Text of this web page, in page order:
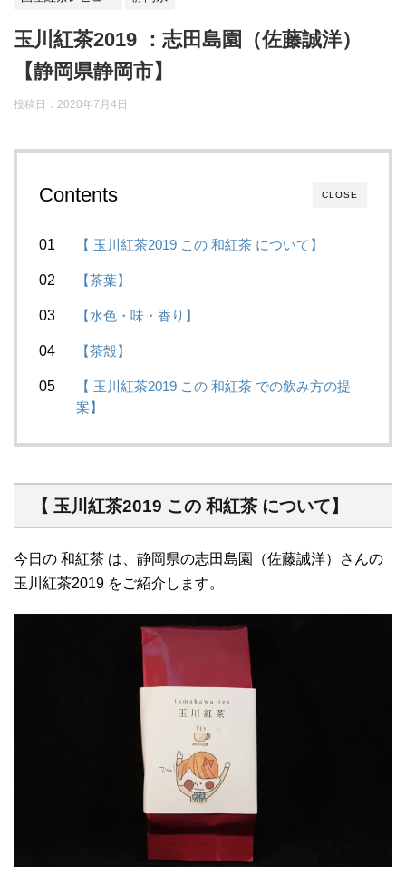
玉川紅茶2019 ：志田島園（佐藤誠洋）
【静岡県静岡市】
投稿日： 2020年7月4日
CLOSE
Contents
【 玉川紅茶2019 この 和紅茶 について】
【茶葉】
【水色・味・香り】
【茶殻】
【 玉川紅茶2019 この 和紅茶 での飲み方の提
案】
【 玉川紅茶2019 この 和紅茶 について】
今日の 和紅茶 は、静岡県の志田島園（佐藤誠洋）さんの
玉川紅茶2019 をご紹介します。